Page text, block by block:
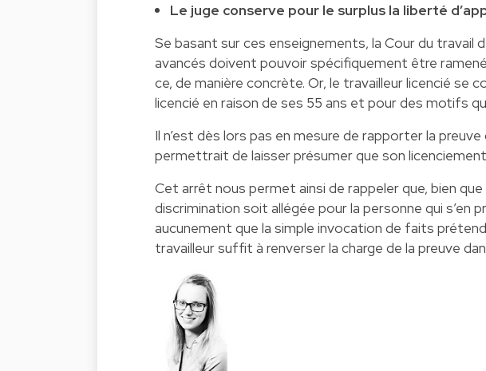
Le juge conserve pour le surplus la liberté
Se basant sur ces enseignements, la Cour du travail
avancés doivent pouvoir spécifiquement être
ce, de manière concrète. Or, le travailleur licencié se
licencié en raison de ses 55 ans et pour des motifs
Il n’est dès lors pas en mesure de rapporter la
permettrait de laisser présumer que son
Cet arrêt nous permet ainsi de rappeler que, bien
discrimination soit allégée pour la personne qui s’en
aucunement que la simple invocation de faits
travailleur suffit à renverser la charge de la preuve